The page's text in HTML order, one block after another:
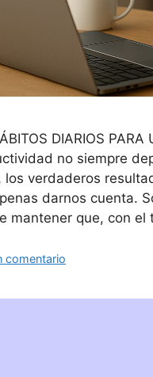
DIARIOS
no siempre
los verdaderos
darnos cuenta.
mantener que, con
comentario